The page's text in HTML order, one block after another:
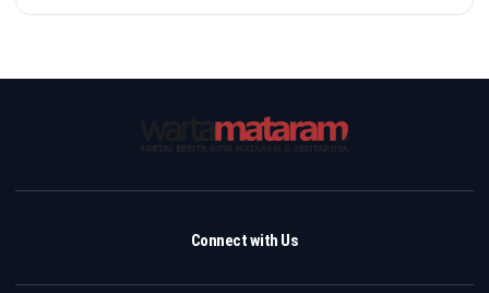
Connect with Us